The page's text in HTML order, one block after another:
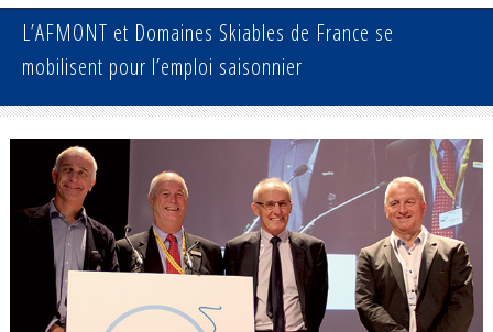
L’AFMONT et Domaines Skiables de France se
mobilisent pour l’emploi saisonnier